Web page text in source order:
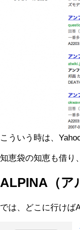
こういう時は、
知恵袋の知恵も借り
ALPINA（ア
では、どこに行けば